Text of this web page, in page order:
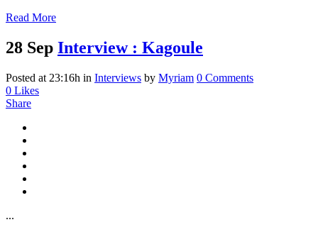
Read More
28 Sep Interview : Kagoule
Posted at 23:16h in Interviews by Myriam 0 Comments
0 Likes
Share
...